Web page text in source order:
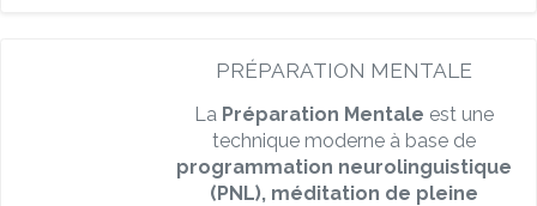
PRÉPARATION MENTALE
La Préparation Mentale est une
technique moderne à base de
programmation neurolinguistique
(PNL), méditation de pleine